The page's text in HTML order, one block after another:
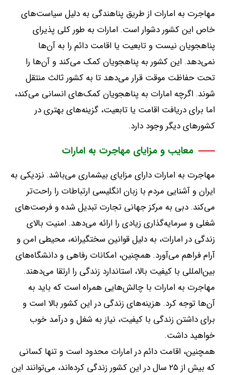
مهاجرت به امارات از طریق پناهندگی به دلیل سیاست‌های
خاص این کشور دشوار است. امارات به طور کلی پذیرای
پناهجویان نیست و تابعیت یا اقامت دائم را به آن‌ها
نمی‌دهد. این کشور به پناهجویان کمک می‌کند و آن‌ها را
تحت حفاظت موقت قرار می‌دهد تا به کشور ثالث منتقل
شوند. اگرچه امارات به پناهجویان کمک‌های انسانی می‌کند،
اما برای دریافت اقامت یا تابعیت، گزینه‌های بهتری در
کشورهای دیگر وجود دارد.
معایب و مزایای مهاجرت به امارات
مهاجرت به امارات دارای مزایای بیشماری می‌باشد. نزدیکی به
ایران و آشنایی مردم با زبان انگلیسی ارتباطات را راحت‌تر
می‌کند. دبی به مرکز جهانی تجارت تبدیل شده و فرصت‌های
شغلی و سرمایه‌گذاری زیادی را ارائه می‌دهد. امنیت بالای
زندگی در امارات، به دلیل قوانین سختگیرانه، محیطی امن و
آرام فراهم می‌آورد. همچنین، امکانات رفاهی و دانشگاه‌های
بین‌المللی با کیفیت بالا، استاندارد زندگی را ارتقا می‌دهند.
مهاجرت به امارات با چالش‌هایی همراه است که باید به
آن‌ها توجه کرد. هزینه‌های زندگی در این کشور بالا است و
برای داشتن زندگی با کیفیت، نیاز به شغل و درآمد خوب
خواهید داشت.
همچنین، اقامت دائم در امارات محدود است و تنها کسانی
که بیش از ۲۵ سال در این کشور زندگی کرده‌اند، می‌توانند این